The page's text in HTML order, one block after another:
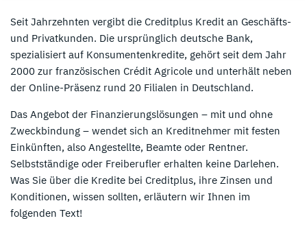
Seit Jahrzehnten vergibt die Creditplus Kredit an Geschäfts-
und Privatkunden. Die ursprünglich deutsche Bank,
spezialisiert auf Konsumentenkredite, gehört seit dem Jahr
2000 zur französischen Crédit Agricole und unterhält neben
der Online-Präsenz rund 20 Filialen in Deutschland.
Das Angebot der Finanzierungslösungen – mit und ohne
Zweckbindung – wendet sich an Kreditnehmer mit festen
Einkünften, also Angestellte, Beamte oder Rentner.
Selbstständige oder Freiberufler erhalten keine Darlehen.
Was Sie über die Kredite bei Creditplus, ihre Zinsen und
Konditionen, wissen sollten, erläutern wir Ihnen im
folgenden Text!